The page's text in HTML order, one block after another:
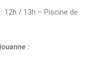
12h / 13h – Piscine de
: